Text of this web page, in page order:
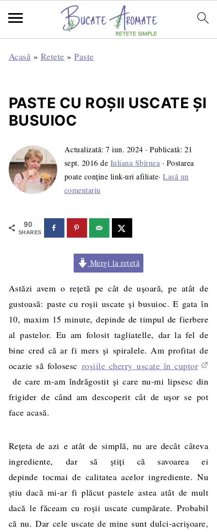
Acasă » Retete »Paste
PASTE CU ROŞII USCATE ŞI
BUSUIOC
Actualizată:7 iun. 2024 · Publicată: 21
sept. 2016 de Iuliana Sbîrnea · Postarea
poate conține link-uri afiliate·Lasă un
comentariu
90
SHARES
Mergi la rețetă
Astăzi avem o reţetă pe cât de uşoară, pe atât de
gustoasă: paste cu roşii uscate şi busuioc. E gata în
10, maxim 15 minute, depinde de timpul de fierbere
al pastelor. Eu am folosit tagliatelle, dar la fel de
bine cred că ar fi mers şi spiralele. Am profitat de
ocazie să folosesc roşiile cherry uscate în cuptor
de care m-am îndrăgostit şi care nu-mi lipsesc din
frigider de când am descoperit cât de uşor se pot
face acasă.
Reţeta de azi e atât de simplă, nu are decât câteva
ingrediente, dar să ştiţi că savoarea ei
depinde tocmai de calitatea acelor ingrediente. Nu
ştiu dacă mi-ar fi plăcut pastele astea atât de mult
dacă le făceam cu roşii uscate cumpărate. Probabil
că nu. Dar cele uscate de mine sunt dulci-acrişoare,